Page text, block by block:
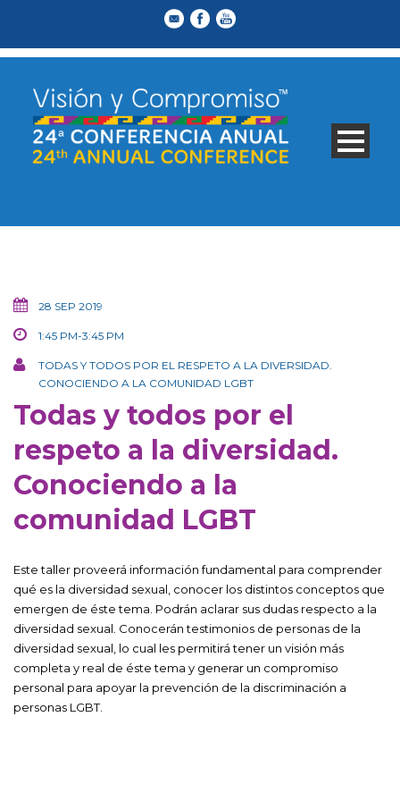
28 SEP 2019
1:45 PM-3:45 PM
TODAS Y TODOS POR EL RESPETO A LA DIVERSIDAD.
CONOCIENDO A LA COMUNIDAD LGBT
Todas y todos por el
respeto a la diversidad.
Conociendo a la
comunidad LGBT
Este taller proveerá información fundamental para comprender
qué es la diversidad sexual, conocer los distintos conceptos que
emergen de éste tema. Podrán aclarar sus dudas respecto a la
diversidad sexual. Conocerán testimonios de personas de la
diversidad sexual, lo cual les permitirá tener un visión más
completa y real de éste tema y generar un compromiso
personal para apoyar la prevención de la discriminación a
personas LGBT.